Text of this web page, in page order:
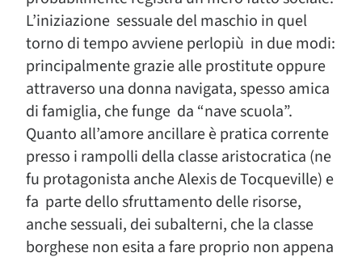
L’iniziazione sessuale del maschio in quel
torno di tempo avviene perlopiù in due modi:
principalmente grazie alle prostitute oppure
attraverso una donna navigata, spesso amica
di famiglia, che funge da “nave scuola”.
Quanto all’amore ancillare è pratica corrente
presso i rampolli della classe aristocratica (ne
fu protagonista anche Alexis de Tocqueville) e
fa parte dello sfruttamento delle risorse,
anche sessuali, dei subalterni, che la classe
borghese non esita a fare proprio non appena